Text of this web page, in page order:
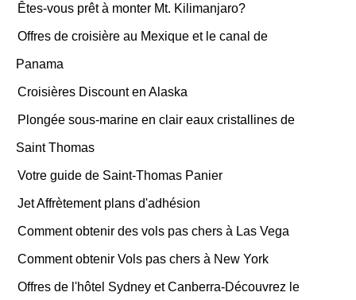
Êtes-vous prêt à monter Mt. Kilimanjaro?
Offres de croisière au Mexique et le canal de
Panama
Croisières Discount en Alaska
Plongée sous-marine en clair eaux cristallines de
Saint Thomas
Votre guide de Saint-Thomas Panier
Jet Affrètement plans d'adhésion
Comment obtenir des vols pas chers à Las Vega
Comment obtenir Vols pas chers à New York
Offres de l'hôtel Sydney et Canberra-Découvrez le